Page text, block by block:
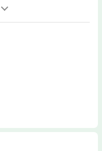
用できません。『LDK6月
的な休み方バイブル」、他にも
「本当に使える 100均即買いグ
解！」、「はじめてのコーヒ
ページ数138【巻頭特集】ラク
ガチで疲れが取れる 効率的
がら運動ルーティン［Part
Column］脳をいたわるちょ
均即買いグッズ調査隊はじめ
ースメイクの大正解！［オイ
製品 test！ペットボトル茶49